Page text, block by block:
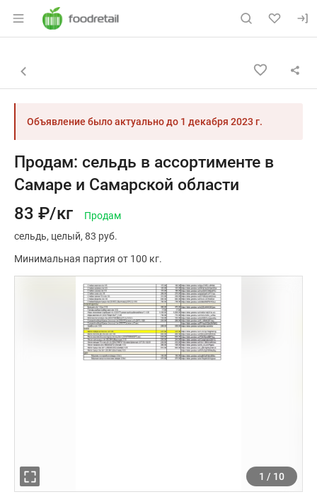
Раздел навигации по сайту
Объявление: Продам: сельдь
Навигация и управление объявлением
Назад к списку объявлений
Объявление было актуально до 1 декабря 2023 г.
Продам: сельдь в ассортименте в
Самаре и Самарской области
83 ₽/кг
Продам
сельдь целый 83 руб.
Минимальная партия от 100 кг.
1 / 10